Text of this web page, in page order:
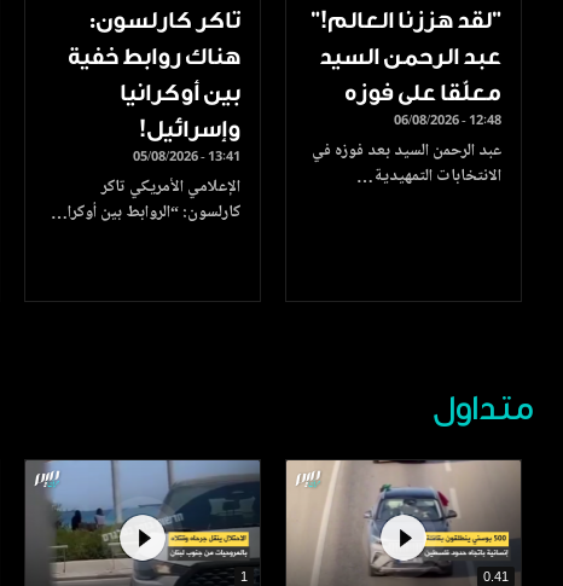
”لقد هززنا العالم!”
عبد الرحمن السيد
معلّقا على فوزه
06/08/2026 - 12:48
عبد الرحمن السيد بعد فوزه في
الانتخابات التمهيدية…
تاكر كارلسون:
هناك روابط خفية
بين أوكرانيا
وإسرائيل!
05/08/2026 - 13:41
الإعلامي الأمريكي تاكر
كارلسون: “الروابط بين أوكرا…
متداول
0.41
1